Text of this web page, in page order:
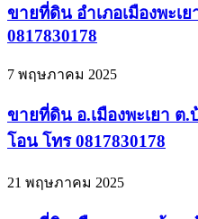
ขายที่ดิน อำเภอเมืองพะเ
0817830178
7 พฤษภาคม 2025
ขายที่ดิน อ.เมืองพะเยา ต
โอน โทร 0817830178
21 พฤษภาคม 2025